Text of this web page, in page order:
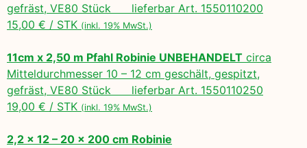
gefräst, VE80 Stück lieferbar Art. 1550110200
15,00 € / STK (inkl. 19% MwSt.)
11cm x 2,50 m Pfahl Robinie UNBEHANDELT circa
Mitteldurchmesser 10 – 12 cm geschält, gespitzt,
gefräst, VE80 Stück lieferbar Art. 1550110250
19,00 € / STK (inkl. 19% MwSt.)
2,2 x 12 – 20 x 200 cm Robinie